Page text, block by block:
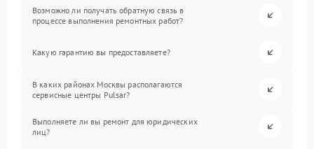
Возможно ли получать обратную связь в
процессе выполнения ремонтных работ?
Какую гарантию вы предоставляете?
В каких районах Москвы располагаются
сервисные центры Pulsar?
Выполняете ли вы ремонт для юридических
лиц?